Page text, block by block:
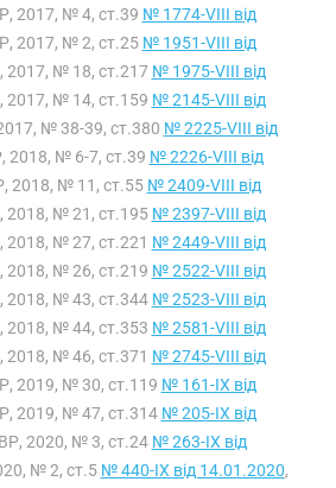
2017, № 4, ст.39 № 1774-VIII від
2017, № 2, ст.25 № 1951-VIII від
2017, № 18, ст.217 № 1975-VIII від
2017, № 14, ст.159 № 2145-VIII від
№ 38-39, ст.380 № 2225-VIII від
2018, № 6-7, ст.39 № 2226-VIII від
2018, № 11, ст.55 № 2409-VIII від
2018, № 21, ст.195 № 2397-VIII від
2018, № 27, ст.221 № 2449-VIII від
2018, № 26, ст.219 № 2522-VIII від
2018, № 43, ст.344 № 2523-VIII від
2018, № 44, ст.353 № 2581-VIII від
2018, № 46, ст.371 № 2745-VIII від
2019, № 30, ст.119 № 161-IX від
2019, № 47, ст.314 № 205-IX від
2020, № 3, ст.24 № 263-IX від
№ 2, ст.5 № 440-IX від 14.01.2020,